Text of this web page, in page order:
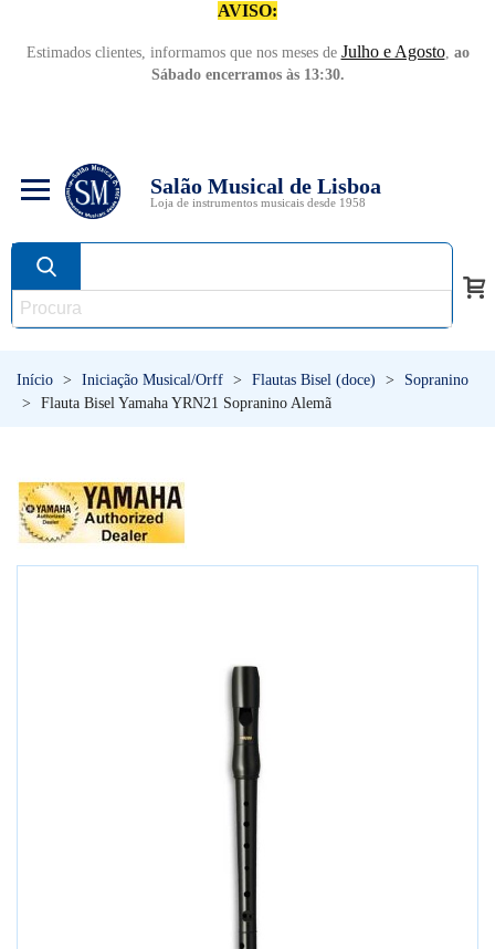
AVISO:
Estimados clientes, informamos que nos meses de Julho e Agosto, ao
Sábado encerramos às 13:30.
Salão Musical de Lisboa
Loja de instrumentos musicais desde 1958
Início > Iniciação Musical/Orff > Flautas Bisel (doce) >
Sopranino
>
Flauta Bisel Yamaha YRN21 Sopranino Alemã